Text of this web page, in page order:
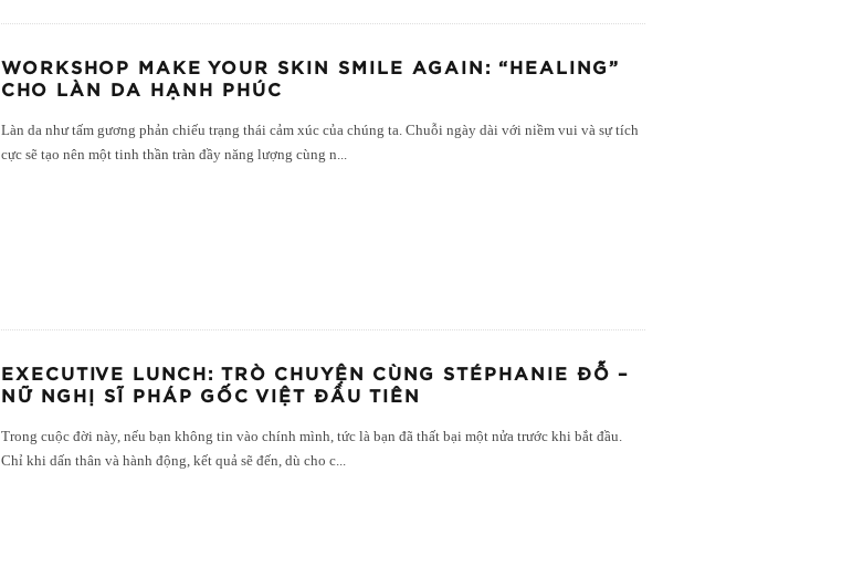
WORKSHOP MAKE YOUR SKIN SMILE AGAIN: “HEALING”
CHO LÀN DA HẠNH PHÚC
Làn da như tấm gương phản chiếu trạng thái cảm xúc của chúng ta. Chuỗi ngày dài với niềm vui và sự tích
cực sẽ tạo nên một tinh thần tràn đầy năng lượng cùng n...
EXECUTIVE LUNCH: TRÒ CHUYỆN CÙNG STÉPHANIE ĐỖ –
NỮ NGHỊ SĨ PHÁP GỐC VIỆT ĐẦU TIÊN
Trong cuộc đời này, nếu bạn không tin vào chính mình, tức là bạn đã thất bại một nửa trước khi bắt đầu.
Chỉ khi dấn thân và hành động, kết quả sẽ đến, dù cho c